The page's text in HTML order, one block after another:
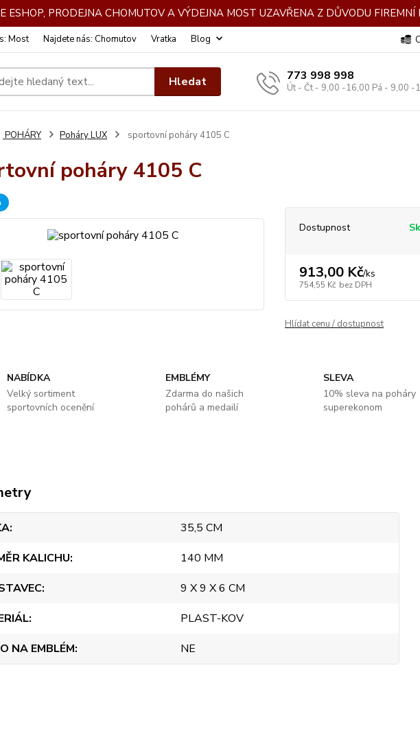
PRODEJNA CHOMUTOV A VÝDEJNA MOST UZAVŘENA Z DŮVODU FIREMNÍ
Most Najdete nás: Chomutov Vratka Blog
Hledat 773 998 998
Út - Čt - 9,00 -16,00 Pá - 9,00 -
POHÁRY Poháry LUX sportovní poháry 4105 C
poháry 4105 C
Dostupnost
913,00 Kč/ks
754,55 Kč bez DPH
Hlídat cenu / dostupnost
NABÍDKA
Velký sortiment
sportovních ocenění
EMBLÉMY
Zdarma do našich
pohárů a medailí
SLEVA
10% sleva na poháry
superekonom
35,5 CM
KALICHU
140 MM
9 X 9 X 6 CM
PLAST-KOV
NA EMBLÉM
NE